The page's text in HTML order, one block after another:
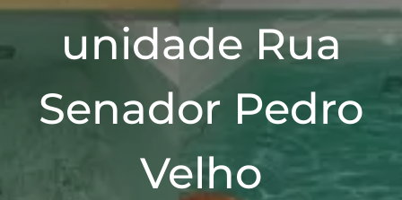
unidade Rua
Senador Pedro
Velho